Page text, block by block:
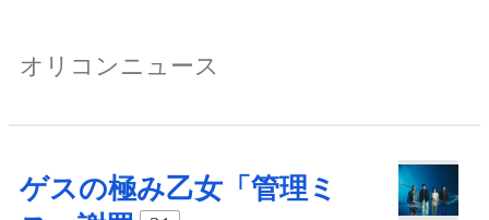
オリコンニュース
ゲスの極み乙女「管理ミ